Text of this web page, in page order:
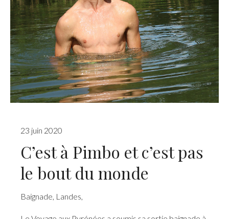
23 juin 2020
C’est à Pimbo et c’est pas
le bout du monde
Baignade Landes